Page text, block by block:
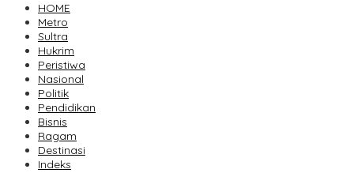
HOME
Metro
Sultra
Hukrim
Peristiwa
Nasional
Politik
Pendidikan
Bisnis
Ragam
Destinasi
Indeks